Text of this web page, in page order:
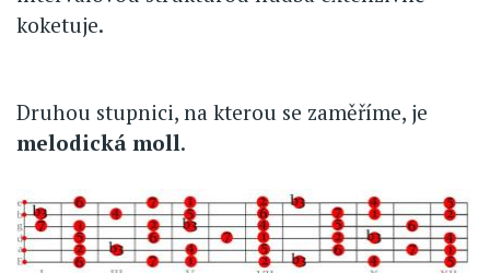
koketuje.
Druhou stupnici, na kterou se zaměříme, je
melodická moll.